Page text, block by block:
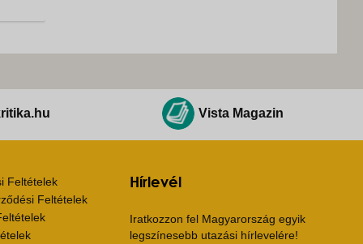
Vista Magazin
Feltételek
Feltételek
Hírlevél
Iratkozzon fel Magyarország egyik
legszínesebb utazási hírlevelére!